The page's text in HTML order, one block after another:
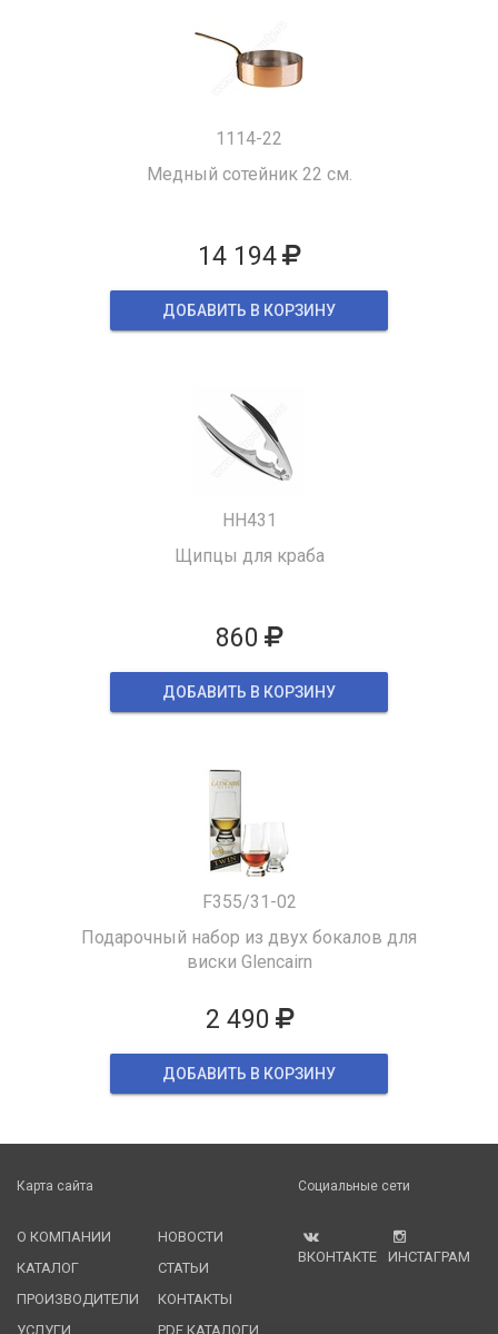
1114-22
Медный сотейник 22 см.
14 194
ДОБАВИТЬ В КОРЗИНУ
HH431
Щипцы для краба
860
ДОБАВИТЬ В КОРЗИНУ
F355/31-02
Подарочный набор из двух бокалов для
виски Glencairn
2 490
ДОБАВИТЬ В КОРЗИНУ
Карта сайта
О КОМПАНИИ
КАТАЛОГ
ПРОИЗВОДИТЕЛИ
УСЛУГИ
НОВОСТИ
СТАТЬИ
КОНТАКТЫ
PDF КАТАЛОГИ
Социальные сети
ВКОНТАКТЕ ИНСТАГРАМ